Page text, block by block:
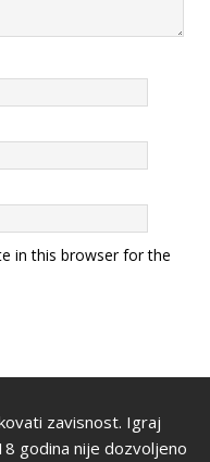
in this browser for the
zavisnost. Igraj
godina nije dozvoljeno